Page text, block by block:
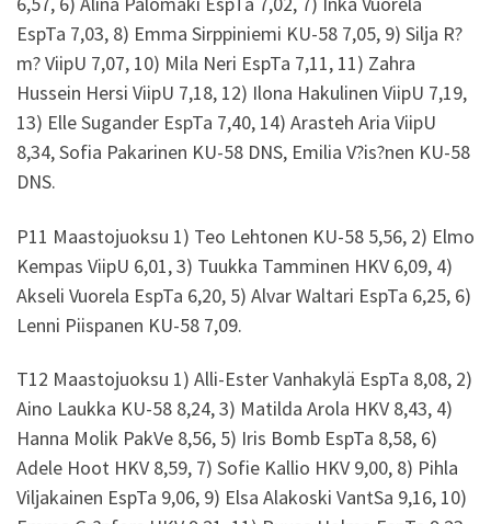
EspTa 7,03, 8) Emma Sirppiniemi KU-58 7,05, 9) Silja R?
m? ViipU 7,07, 10) Mila Neri EspTa 7,11, 11) Zahra
Hussein Hersi ViipU 7,18, 12) Ilona Hakulinen ViipU 7,19,
13) Elle Sugander EspTa 7,40, 14) Arasteh Aria ViipU
8,34, Sofia Pakarinen KU-58 DNS, Emilia V?is?nen KU-58
DNS.
P11 Maastojuoksu 1) Teo Lehtonen KU-58 5,56, 2) Elmo
Kempas ViipU 6,01, 3) Tuukka Tamminen HKV 6,09, 4)
Akseli Vuorela EspTa 6,20, 5) Alvar Waltari EspTa 6,25, 6)
Lenni Piispanen KU-58 7,09.
T12 Maastojuoksu 1) Alli-Ester Vanhakylä EspTa 8,08, 2)
Aino Laukka KU-58 8,24, 3) Matilda Arola HKV 8,43, 4)
Hanna Molik PakVe 8,56, 5) Iris Bomb EspTa 8,58, 6)
Adele Hoot HKV 8,59, 7) Sofie Kallio HKV 9,00, 8) Pihla
Viljakainen EspTa 9,06, 9) Elsa Alakoski VantSa 9,16, 10)